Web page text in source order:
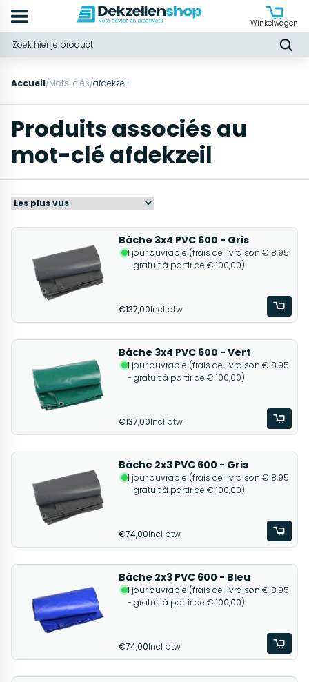
Winkelwagen
Accueil/Mots-clés/afdekzeil
Produits associés au
mot-clé afdekzeil
Bâche 3x4 PVC 600 - Gris
1 jour ouvrable (frais de livraison € 8,95
- gratuit à partir de € 100,00)
€137,00Incl btw
Bâche 3x4 PVC 600 - Vert
1 jour ouvrable (frais de livraison € 8,95
- gratuit à partir de € 100,00)
€137,00Incl btw
Bâche 2x3 PVC 600 - Gris
1 jour ouvrable (frais de livraison € 8,95
- gratuit à partir de € 100,00)
€74,00Incl btw
Bâche 2x3 PVC 600 - Bleu
1 jour ouvrable (frais de livraison € 8,95
- gratuit à partir de € 100,00)
€74,00Incl btw